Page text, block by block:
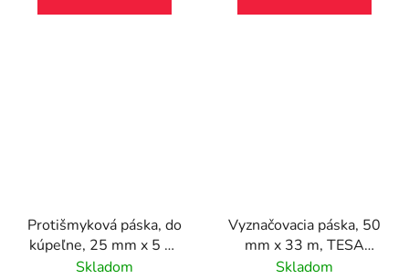
Protišmyková páska, do
kúpeľne, 25 mm x 5 m,
TESA "Anti-Slip",
Skladom
Vyznačovacia páska, 50
mm x 33 m, TESA
"Professional", červená
Skladom